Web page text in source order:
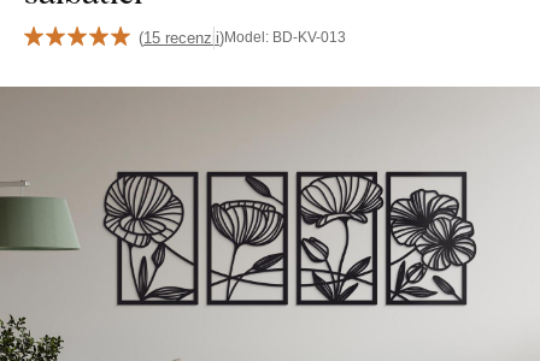
(15 recenzii)Model: BD-KV-013